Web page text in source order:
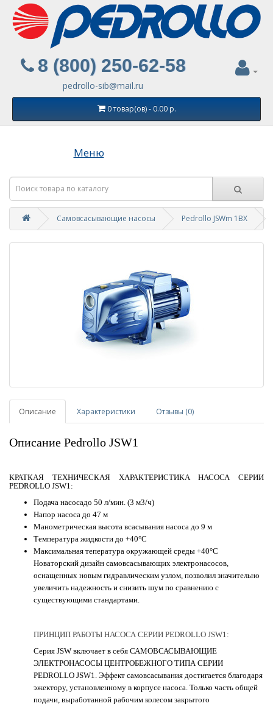
8 (800) 250-62-58
pedrollo-sib@mail.ru
0 товар(ов) - 0.00 р.
Меню
Самовсасывающие насосы Pedrollo JSWm 1ВХ
Описание Характеристики Отзывы (0)
Описание Pedrollo JSW1
КРАТКАЯ ТЕХНИЧЕСКАЯ ХАРАКТЕРИСТИКА НАСОСА СЕРИИ
PEDROLLO JSW1:
Подача насосадо 50 л/мин. (3 м3/ч)
Напор насоса до 47 м
Манометрическая высота всасывания насоса до 9 м
Tемпература жидкости до +40°C
Максимальная тепература окружающей среды +40°C
Новаторский дизайн самовсасывающих электронасосов,
оснащенных новым гидравлическим узлом, позволил значительно
увеличить надежность и снизить шум по сравнению с
существующими стандартами.
ПРИНЦИП РАБОТЫ НАСОСА СЕРИИ PEDROLLO JSW1:
Серия JSW включает в себя САМОВСАСЫВАЮЩИЕ
ЭЛЕКТРОНАСОСЫ ЦЕНТРОБЕЖНОГО ТИПА СЕРИИ
PEDROLLO JSW1. Эффект самовсасывания достигается благодаря
эжектору, установленному в корпусе насоса. Только часть общей
подачи, выработанной рабочим колесом закрытого